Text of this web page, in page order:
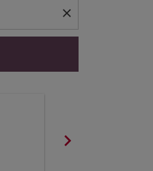
close
chevron_right